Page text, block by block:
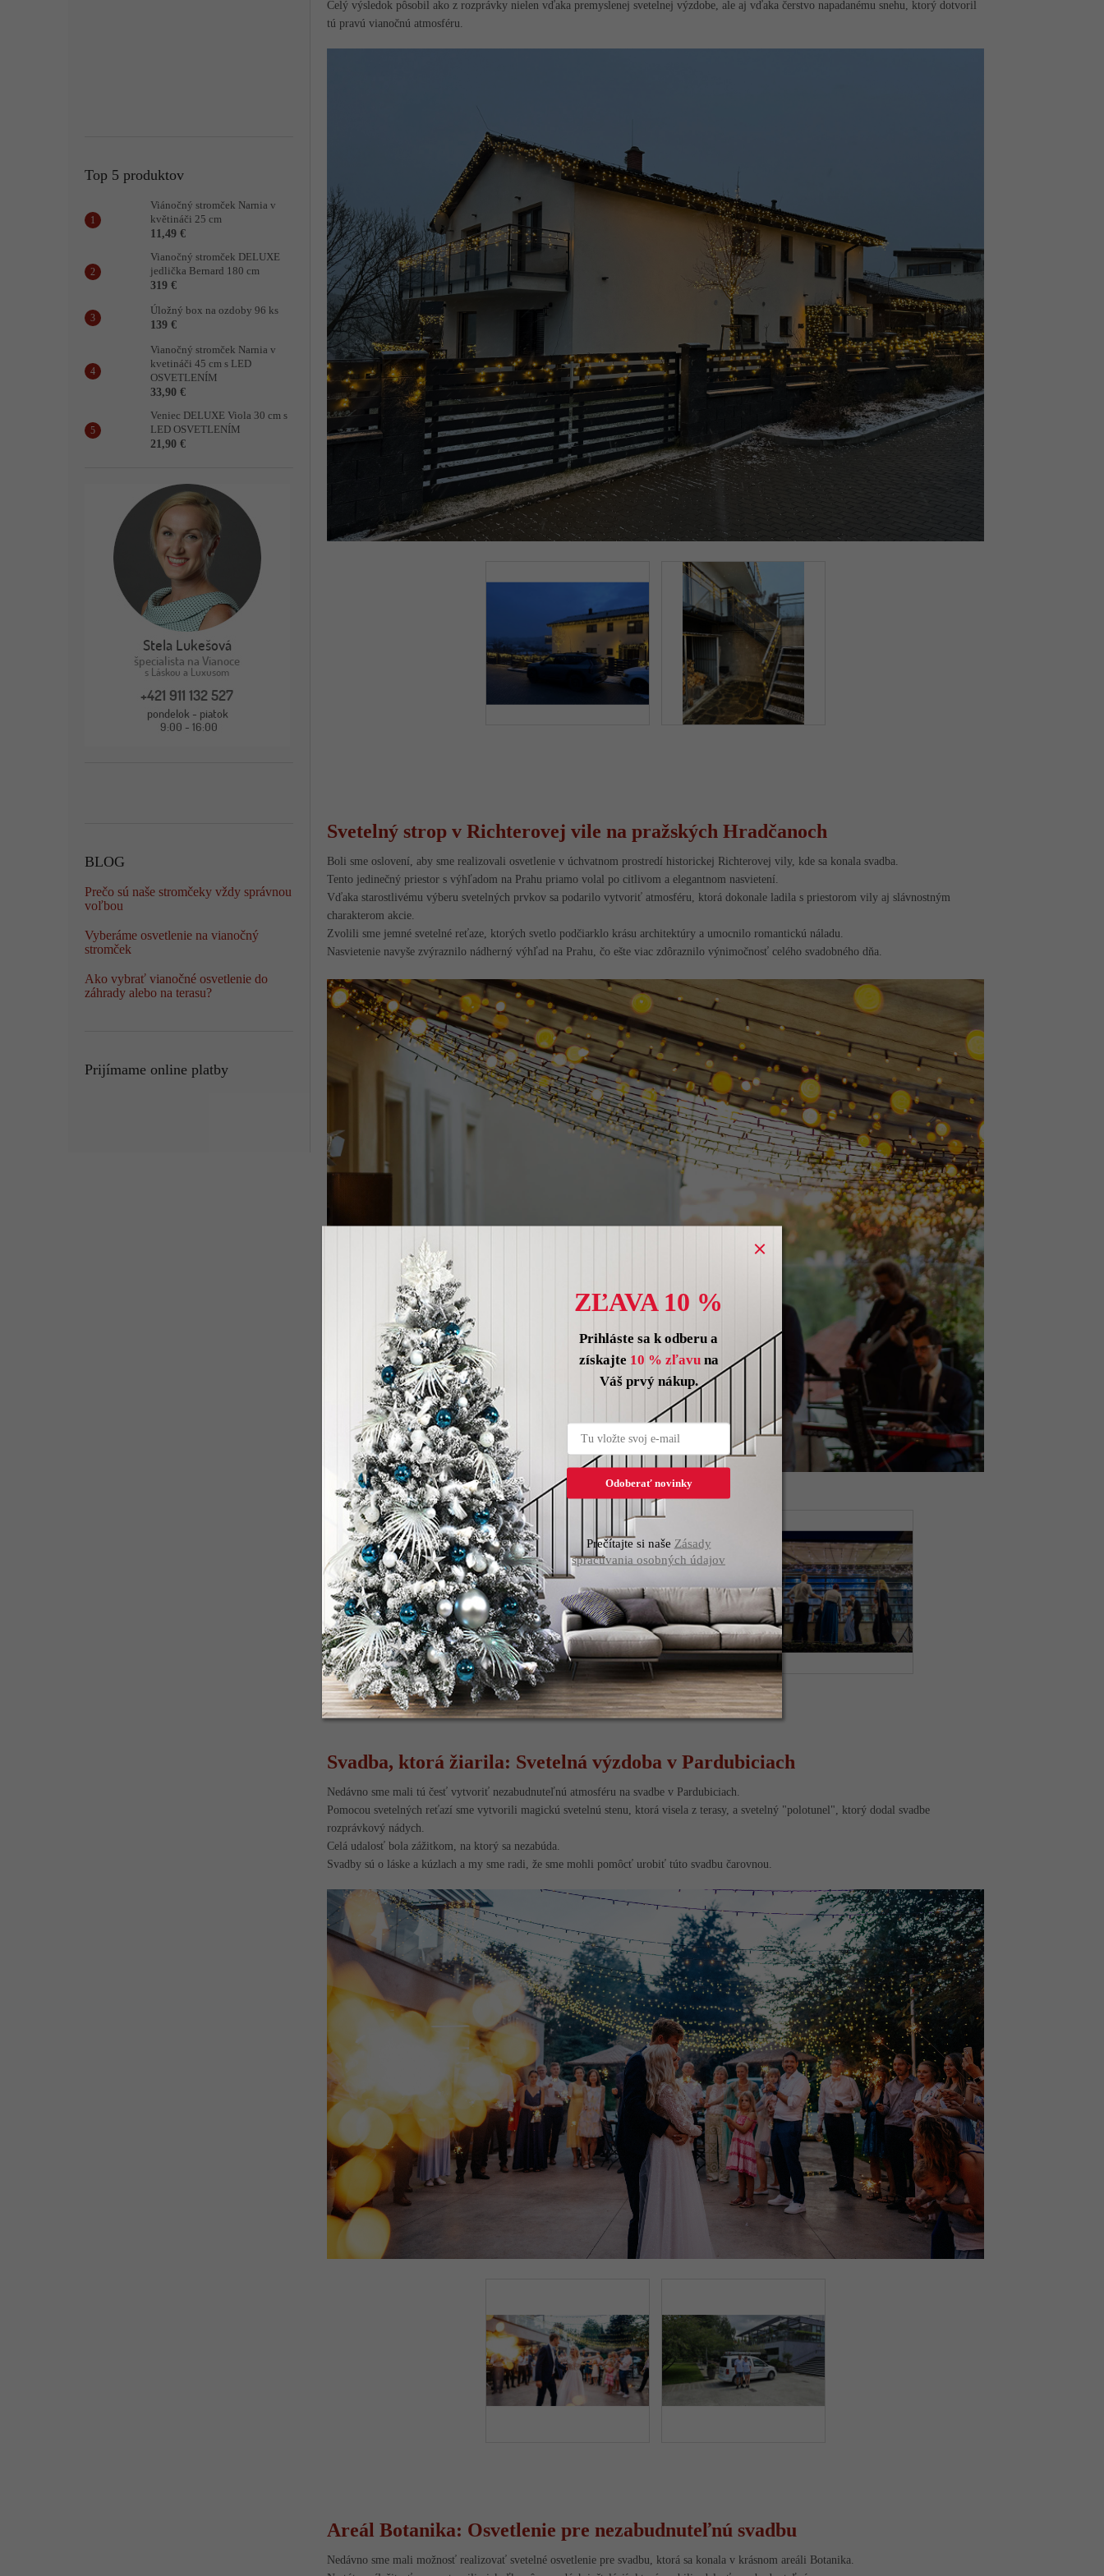
Top 5 produktov
Viánočný stromček Narnia v
květináči 25 cm
11,49 €
Vianočný stromček DELUXE
jedlička Bernard 180 cm
319 €
Úložný box na ozdoby 96 ks
139 €
Vianočný stromček Narnia v
kvetináči 45 cm s LED
OSVETLENÍM
33,90 €
Veniec DELUXE Viola 30 cm s
LED OSVETLENÍM
21,90 €
BLOG
Prečo sú naše stromčeky vždy správnou
voľbou
Vyberáme osvetlenie na vianočný
stromček
Ako vybrať vianočné osvetlenie do
záhrady alebo na terasu?
Prijímame online platby
n
k
Celý výsledok pôsobil ako z rozprávky nielen vďaka premyslenej svetelnej výzdobe, ale aj vďaka čerstvo napadanému snehu, ktorý dotvoril
tú pravú vianočnú atmosféru.
Svetelný strop v Richterovej vile na pražských Hradčanoch
Boli sme oslovení, aby sme realizovali osvetlenie v úchvatnom prostredí historickej Richterovej vily, kde sa konala svadba.
Tento jedinečný priestor s výhľadom na Prahu priamo volal po citlivom a elegantnom nasvietení.
Vďaka starostlivému výberu svetelných prvkov sa podarilo vytvoriť atmosféru, ktorá dokonale ladila s priestorom vily aj slávnostným
charakterom akcie.
Zvolili sme jemné svetelné reťaze, ktorých svetlo podčiarklo krásu architektúry a umocnilo romantickú náladu.
Nasvietenie navyše zvýraznilo nádherný výhľad na Prahu, čo ešte viac zdôraznilo výnimočnosť celého svadobného dňa.
Svadba, ktorá žiarila: Svetelná výzdoba v Pardubiciach
Nedávno sme mali tú česť vytvoriť nezabudnuteľnú atmosféru na svadbe v Pardubiciach.
Pomocou svetelných reťazí sme vytvorili magickú svetelnú stenu, ktorá visela z terasy, a svetelný "polotunel", ktorý dodal svadbe
rozprávkový nádych.
Celá udalosť bola zážitkom, na ktorý sa nezabúda.
Svadby sú o láske a kúzlach a my sme radi, že sme mohli pomôcť urobiť túto svadbu čarovnou.
Areál Botanika: Osvetlenie pre nezabudnuteľnú svadbu
Nedávno sme mali možnosť realizovať svetelné osvetlenie pre svadbu, ktorá sa konala v krásnom areáli Botanika.
ZĽAVA 10 %
Prihláste sa k odberu a
získajte 10 % zľavuna
Váš prvý nákup.
Odoberať novinky
Prečítajte si naše Zásady
spracúvania osobných údajov